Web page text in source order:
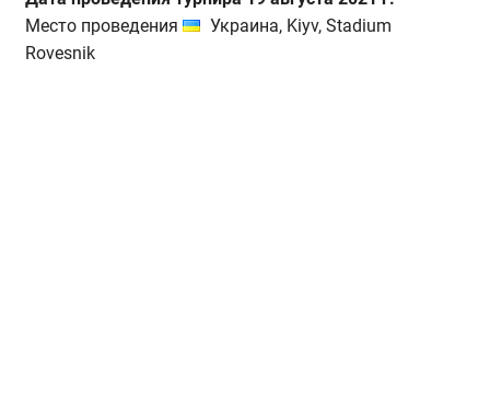
Место проведения
Украина, Kiyv, Stadium
Rovesnik